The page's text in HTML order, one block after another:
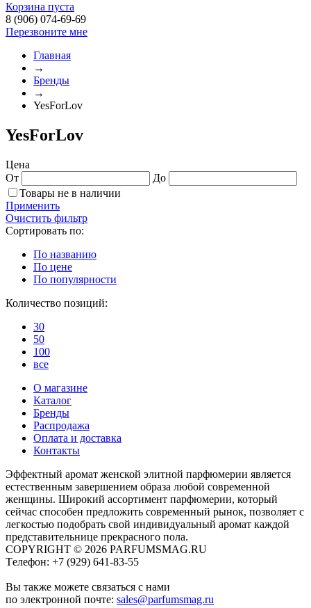
Корзина пуста
8 (906) 074-69-69
Перезвоните мне
Главная
→
Бренды
→
YesForLov
YesForLov
Цена
От
До
Товары не в наличии
Применить
Очистить фильтр
Сортировать по:
По названию
По цене
По популярности
Количество позиций:
30
50
100
все
О магазине
Каталог
Бренды
Распродажа
Оплата и доставка
Контакты
Эффектный аромат женской элитной парфюмерии является
естественным завершением образа любой современной
женщины. Широкий ассортимент парфюмерии, который
сейчас способен предложить современный рынок, позволяет с
легкостью подобрать свой индивидуальный аромат каждой
представительнице прекрасного пола.
COPYRIGHT © 2026 PARFUMSMAG.RU
Tелефон: +7 (929) 641-83-55
Вы также можете связаться с нами
по электронной почте: sales@parfumsmag.ru